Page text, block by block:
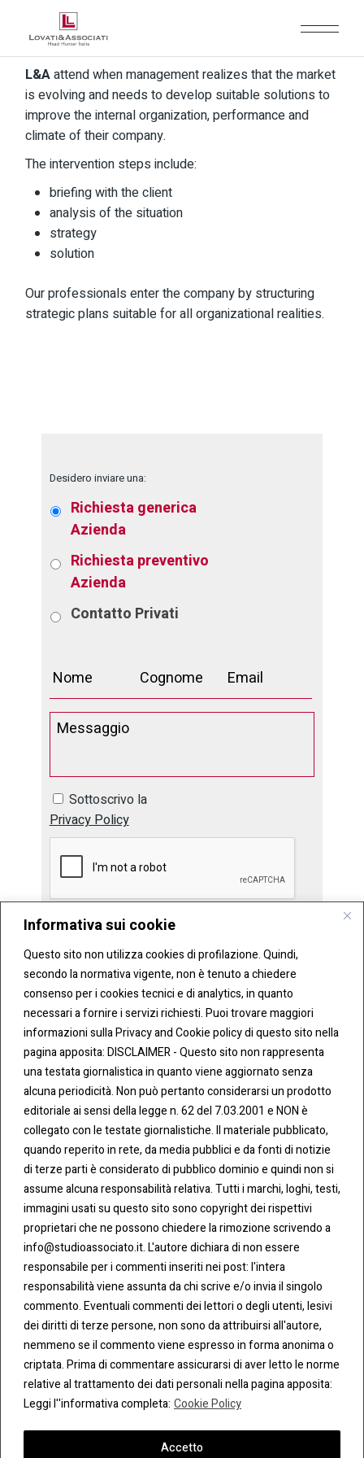
Informativa sui cookie
Questo sito non utilizza cookies di profilazione. Quindi,
secondo la normativa vigente, non è tenuto a chiedere
consenso per i cookies tecnici e di analytics, in quanto
necessari a fornire i servizi richiesti. Puoi trovare maggiori
informazioni sulla Privacy and Cookie policy di questo sito nella
pagina apposita: DISCLAIMER - Questo sito non rappresenta
una testata giornalistica in quanto viene aggiornato senza
alcuna periodicità. Non può pertanto considerarsi un prodotto
editoriale ai sensi della legge n. 62 del 7.03.2001 e NON è
collegato con le testate giornalistiche. Il materiale pubblicato,
quando reperito in rete, da media pubblici e da fonti di notizie
di terze parti è considerato di pubblico dominio e quindi non si
assume alcuna responsabilità relativa. Tutti i marchi, loghi, testi,
immagini usati su questo sito sono copyright dei rispettivi
proprietari che ne possono chiedere la rimozione scrivendo a
info@studioassociato.it. L'autore dichiara di non essere
responsabile per i commenti inseriti nei post: l'intera
responsabilità viene assunta da chi scrive e/o invia il singolo
commento. Eventuali commenti dei lettori o degli utenti, lesivi
dei diritti di terze persone, non sono da attribuirsi all'autore,
nemmeno se il commento viene espresso in forma anonima o
criptata. Prima di commentare assicurarsi di aver letto le norme
relative al trattamento dei dati personali nella pagina apposita:
Leggi l''informativa completa: Cookie Policy
Accetto
L&Aattend when management realizes that the market
is evolving and needs to develop suitable solutions to
improve the internal organization, performance and
climate of their company.
The intervention steps include:
briefing with the client
analysis of the situation
strategy
solution
Our professionals enter the company by structuring
strategic plans suitable for all organizational realities.
Desidero inviare una:
Richiesta generica
Azienda
Richiesta preventivo
Azienda
Contatto Privati
Sottoscrivo la
Privacy Policy
CONT
ATTI
Tel:
0283438.482
Fax:
0283438.483
mail:
info@studioassociato.it
Via
Vittor
Pisani,
13 -
20124
Milano
COO
KIE &
PRIV
ACY
Cookie
Policy
Privacy
Policy